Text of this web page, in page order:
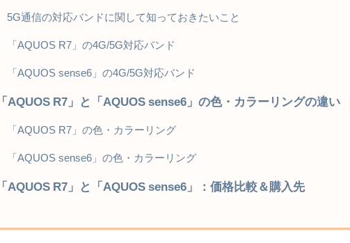
5G通信の対応バンドに関して知っておきたいこと
「AQUOS R7」の4G/5G対応バンド
「AQUOS sense6」の4G/5G対応バンド
「AQUOS R7」と「AQUOS sense6」の色・カラーリングの違い
「AQUOS R7」の色・カラーリング
「AQUOS sense6」の色・カラーリング
「AQUOS R7」と「AQUOS sense6」：価格比較＆購入先